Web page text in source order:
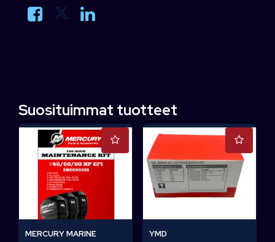
Suosituimmat tuotteet
MERCURY MARINE YMD